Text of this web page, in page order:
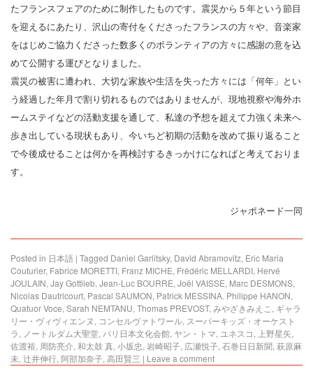
たフランスフェアのために制作したものです。震災から５年という節目
を迎えるにあたり、沢山の寄付をくださったフランスの方々や、音楽家
をはじめご協力くださった数多くのボランティアの方々に感謝の意を込
めて公開する運びとなりました。
震災の被害に遭われ、大切な家族や生活を失った方々には「何年」とい
う経過した年月で割り切れるものではありませんが、現地視察や海外ホ
ームステイなどの活動支援を通して、私達の予想を超えて力強く未来へ
歩き出している現状もあり、今いちど初期の活動を改めて振り返ること
で今後成せることは何かを再検討するきっかけになればと考えておりま
す。
ジャポネード一同
Posted in 日本語 | Tagged Daniel Garlitsky, David Abramovitz, Eric Maria
Couturier, Fabrice MORETTI, Franz MICHE, Frédéric MELLARDI, Hervé
JOULAIN, Jay Gottlieb, Jean-Luc BOURRE, Joël VAISSE, Marc DESMONS,
Nicolas Dautricourt, Pascal SAUMON, Patrick MESSINA. Philippe HANON,
Quatuor Voce, Sarah NEMTANU, Thomas PREVOST, みやざきみえこ , ギャラ
リー・ヴィヴィエンヌ, コンセルヴァトワール, スーパーキッズ・オーケスト
ラ, ノートルダム大聖堂, パリ日本文化会館, ヤン・トマ, ユネスコ, 上野星矢,
佐渡裕, 周防亮介, 和太鼓 真, 小坂忠, 岩崎昭子, 広瀬悦子, 石巻日日新聞, 萩原麻
未, 辻井伸行, 阿部加奈子, 高田賢三 | Leave a comment